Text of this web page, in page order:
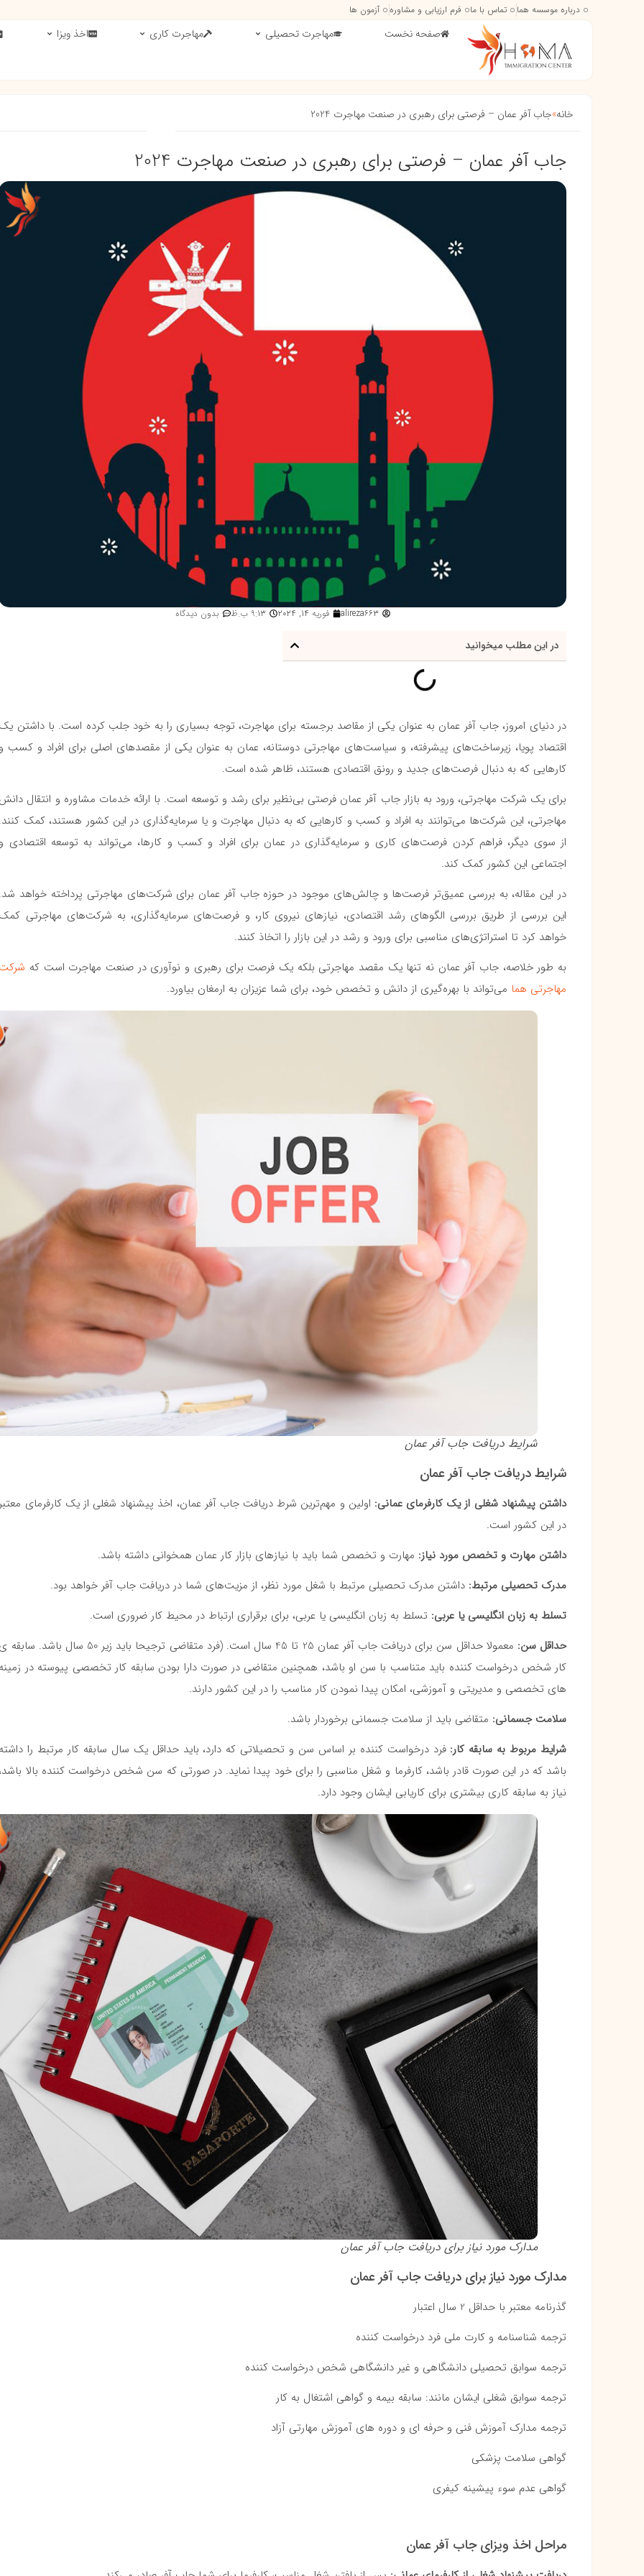
درباره موسسه هما تماس با ما فرم ارزیابی و مشاوره آزمون ها
صفحه نخست مهاجرت تحصیلی مهاجرت کاری اخذ ویزا
خانه»جاب آفر عمان – فرصتی برای رهبری در صنعت مهاجرت 2024
جاب آفر عمان – فرصتی برای رهبری در صنعت مهاجرت 2024
alireza663 فوریه 14, 2024 9:13 ب.ظ بدون دیدگاه
در این مطلب میخوانید
در دنیای امروز، جاب آفر عمان به عنوان یکی از مقاصد برجسته برای مهاجرت، توجه بسیاری را به خود جلب کرده است. با داشتن
اقتصاد پویا، زیرساخت‌های پیشرفته، و سیاست‌های مهاجرتی دوستانه، عمان به عنوان یکی از مقصدهای اصلی برای افراد و کسب
کارهایی که به دنبال فرصت‌های جدید و رونق اقتصادی هستند، ظاهر شده است.
برای یک شرکت مهاجرتی، ورود به بازار جاب آفر عمان فرصتی بی‌نظیر برای رشد و توسعه است. با ارائه خدمات مشاوره و انتقال
مهاجرتی، این شرکت‌ها می‌توانند به افراد و کسب و کارهایی که به دنبال مهاجرت و یا سرمایه‌گذاری در این کشور هستند، کمک
از سوی دیگر، فراهم کردن فرصت‌های کاری و سرمایه‌گذاری در عمان برای افراد و کسب و کارها، می‌تواند به توسعه اقتصادی
اجتماعی این کشور کمک کند.
در این مقاله، به بررسی عمیق‌تر فرصت‌ها و چالش‌های موجود در حوزه جاب آفر عمان برای شرکت‌های مهاجرتی پرداخته خواهد
این بررسی از طریق بررسی الگوهای رشد اقتصادی، نیازهای نیروی کار، و فرصت‌های سرمایه‌گذاری، به شرکت‌های مهاجرتی
خواهد کرد تا استراتژی‌های مناسبی برای ورود و رشد در این بازار را اتخاذ کنند.
به طور خلاصه، جاب آفر عمان نه تنها یک مقصد مهاجرتی بلکه یک فرصت برای رهبری و نوآوری در صنعت مهاجرت است که
مهاجرتی هما می‌تواند با بهره‌گیری از دانش و تخصص خود، برای شما عزیزان به ارمغان بیاورد.
شرایط دریافت جاب آفر عمان
شرایط دریافت جاب آفر عمان
داشتن پیشنهاد شغلی از یک کارفرمای عمانی: اولین و مهم‌ترین شرط دریافت جاب آفر عمان، اخذ پیشنهاد شغلی از یک کارفرمای
در این کشور است.
داشتن مهارت و تخصص مورد نیاز: مهارت و تخصص شما باید با نیازهای بازار کار عمان همخوانی داشته باشد.
مدرک تحصیلی مرتبط: داشتن مدرک تحصیلی مرتبط با شغل مورد نظر، از مزیت‌های شما در دریافت جاب آفر خواهد بود.
تسلط به زبان انگلیسی یا عربی: تسلط به زبان انگلیسی یا عربی، برای برقراری ارتباط در محیط کار ضروری است.
حداقل سن:
معمولا حداقل سن برای دریافت جاب آفر عمان 25 تا 45 سال است. (فرد متقاضی ترجیحا باید زیر 50 سال باشد.
کار شخص درخواست کننده باید متناسب با سن او باشد، همچنین متقاضی در صورت دارا بودن سابقه کار تخصصی پیوسته در
های تخصصی و مدیریتی و آموزشی، امکان پیدا نمودن کار مناسب را در این کشور دارند.
سلامت جسمانی: متقاضی باید از سلامت جسمانی برخوردار باشد.
شرایط مربوط به سابقه کار: فرد درخواست کننده بر اساس سن و تحصیلاتی که دارد، باید حداقل یک سال سابقه کار مرتبط را
باشد که در این صورت قادر باشد، کارفرما و شغل مناسبی را برای خود پیدا نماید. در صورتی که سن شخص درخواست کننده بالا
نیاز به سابقه کاری بیشتری برای کاریابی ایشان وجود دارد.
مدارک مورد نیاز برای دریافت جاب آفر عمان
مدارک مورد نیاز برای دریافت جاب آفر عمان
گذرنامه معتبر با حداقل 2 سال اعتبار
ترجمه شناسنامه و کارت ملی فرد درخواست کننده
ترجمه سوابق تحصیلی دانشگاهی و غیر دانشگاهی شخص درخواست کننده
ترجمه سوابق شغلی ایشان مانند: سابقه بیمه و گواهی اشتغال به کار
ترجمه مدارک آموزش فنی و حرفه ای و دوره های آموزش مهارتی آزاد
گواهی سلامت پزشکی
گواهی عدم سوء پیشینه کیفری
مراحل اخذ ویزای جاب آفر عمان